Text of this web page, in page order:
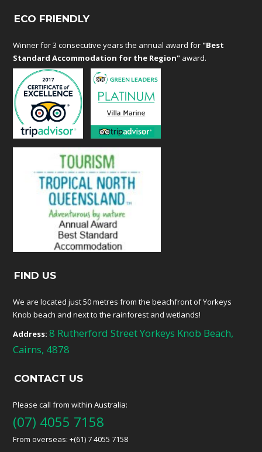
ECO FRIENDLY
Winner for 3 consecutive years the annual award for"Best
Standard Accommodation for the Region" award.
FIND US
We are located just 50 metres from the beachfront of Yorkeys
Knob beach and next to the rainforest and wetlands!
Address: 8 Rutherford Street Yorkeys Knob Beach,
Cairns, 4878
CONTACT US
Please call from within Australia:
(07) 4055 7158
From overseas: +(61) 7 4055 7158